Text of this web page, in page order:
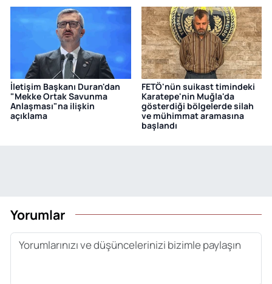
İletişim Başkanı Duran'dan
"Mekke Ortak Savunma
Anlaşması"na ilişkin
açıklama
FETÖ'nün suikast timindeki
Karatepe'nin Muğla'da
gösterdiği bölgelerde silah
ve mühimmat aramasına
başlandı
Yorumlar